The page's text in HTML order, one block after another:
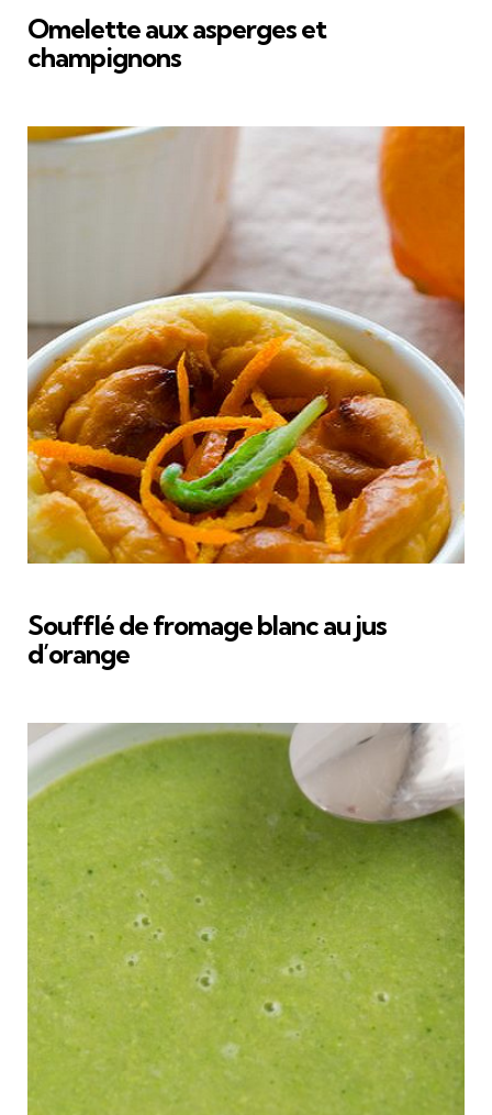
Omelette aux asperges et
champignons
Soufflé de fromage blanc au jus
d’orange